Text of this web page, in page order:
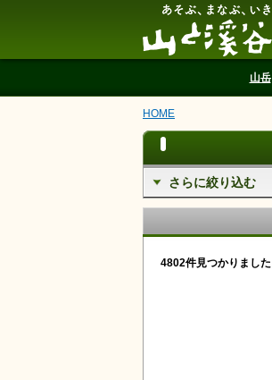
山岳
HOME
さらに絞り込む
4802件見つかりました